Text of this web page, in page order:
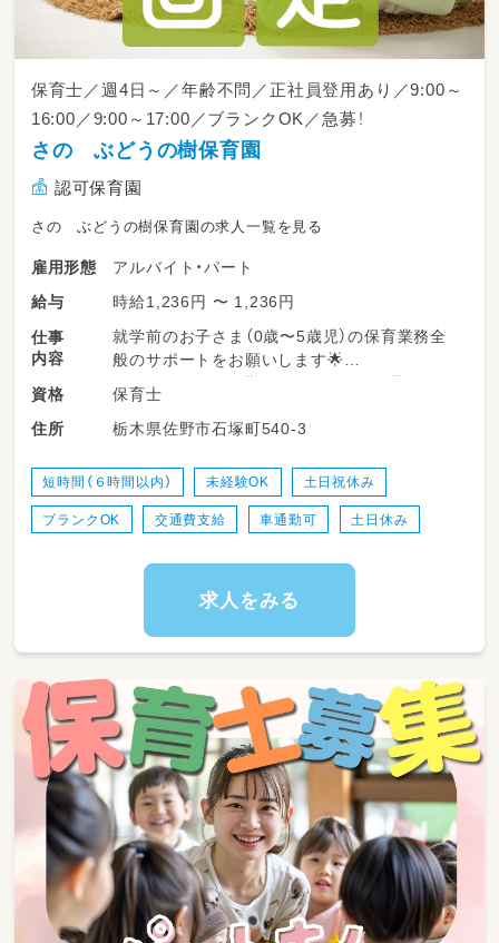
保育士／週4日～／年齢不問／正社員登用あり／9:00～
16:00／9:00～17:00／ブランクOK／急募！
さの ぶどうの樹保育園
認可保育園
さの ぶどうの樹保育園の求人一覧を見る
雇用形態
アルバイト・パート
給与
時給1,236円 〜 1,236円
仕事
内容
就学前のお子さま（0歳〜5歳児）の保育業務全
般のサポートをお願いします🌟
パートタイムでの勤務となるため、無理のない
範囲で正職員の先生方と協力しながら進めてい
くお仕事です♪
・登園・降園時の子どもたちの温かいお迎え、お
見送り
・室内遊びや園庭・お散歩時の安全な見守り
な生活習慣のお手伝い
・お部屋の片付けや、おもちゃの消毒など、キレ
0歳児：9名
1歳児：12名
2歳児：16名
3歳児：17名
4歳児：18名
5歳児：18名
担当クラスは、
ご経験やご希望を伺い、決定致します！
資格
保育士
住所
栃木県佐野市石塚町540-3
短時間（６時間以内） 未経験OK 土日祝休み
ブランクOK 交通費支給 車通勤可 土日休み
求人をみる